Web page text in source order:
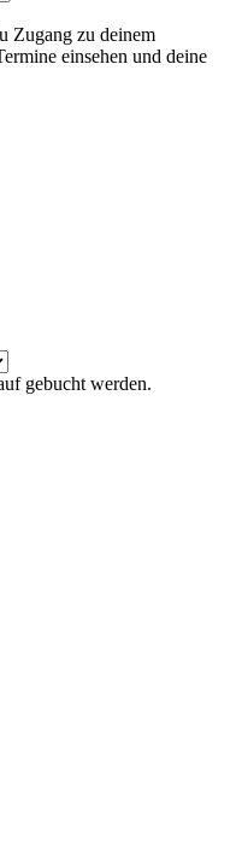
Zugang zu deinem
einsehen und deine
gebucht werden.